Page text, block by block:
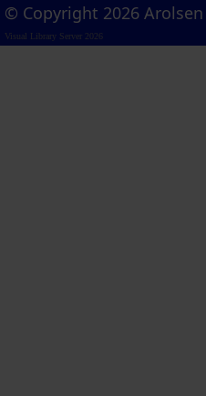
© Copyright 2026
Visual Library Server 2026